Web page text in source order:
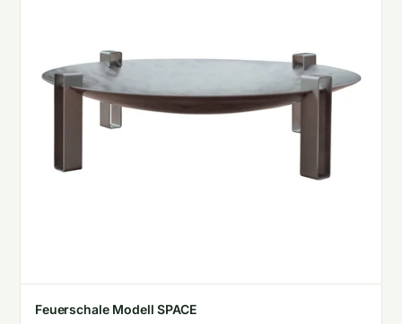
Feuerschale Modell SPACE